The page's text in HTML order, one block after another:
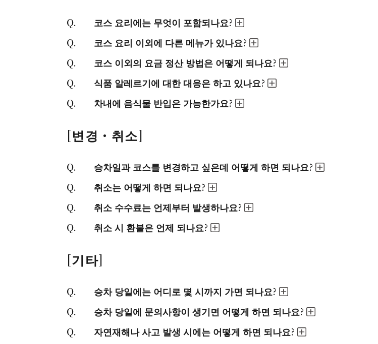
코스 요리에는 무엇이 포함되나요?
코스 요리 이외에 다른 메뉴가 있나요?
코스 이외의 요금 정산 방법은 어떻게 되나요?
식품 알레르기에 대한 대응은 하고 있나요?
차내에 음식물 반입은 가능한가요?
[변경・취소]
승차일과 코스를 변경하고 싶은데 어떻게 하면 되나요?
취소는 어떻게 하면 되나요?
취소 수수료는 언제부터 발생하나요?
취소 시 환불은 언제 되나요?
[기타]
승차 당일에는 어디로 몇 시까지 가면 되나요?
승차 당일에 문의사항이 생기면 어떻게 하면 되나요?
자연재해나 사고 발생 시에는 어떻게 하면 되나요?